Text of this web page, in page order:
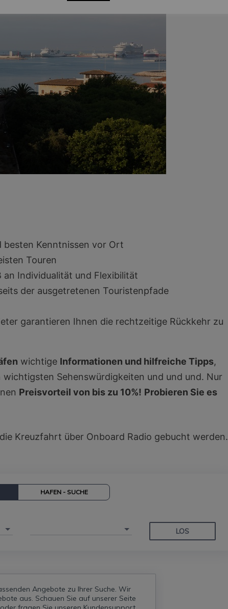
besten Kenntnissen vor Ort
Touren
an Individualität und Flexibilität
der ausgetretenen Touristenpfade
garantieren Ihnen die rechtzeitige Rückkehr zu
wichtige Informationen und hilfreiche Tipps,
Sehenswürdigkeiten und und und. Nur
Preisvorteil von bis zu 10%! Probieren Sie es
Kreuzfahrt über Onboard Radio gebucht werden.